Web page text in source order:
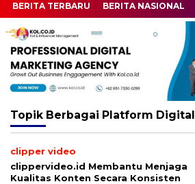
BERITA TERBARU BERITA NASIONAL
Topik Berbagai Platform Digital
clipper video
clippervideo.id Membantu Menjaga
Kualitas Konten Secara Konsisten